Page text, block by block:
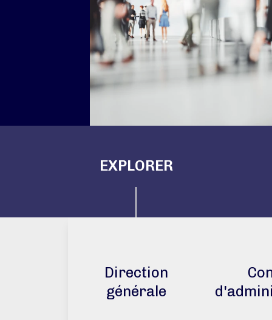
EXPLORER
Direction
générale